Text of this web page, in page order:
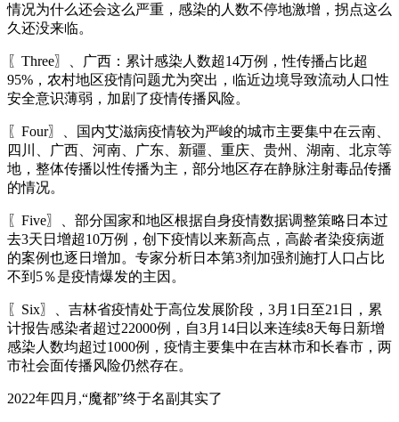
情况为什么还会这么严重，感染的人数不停地激增，拐点这么
久还没来临。
〖Three〗、广西：累计感染人数超14万例，性传播占比超
95%，农村地区疫情问题尤为突出，临近边境导致流动人口性
安全意识薄弱，加剧了疫情传播风险。
〖Four〗、国内艾滋病疫情较为严峻的城市主要集中在云南、
四川、广西、河南、广东、新疆、重庆、贵州、湖南、北京等
地，整体传播以性传播为主，部分地区存在静脉注射毒品传播
的情况。
〖Five〗、部分国家和地区根据自身疫情数据调整策略日本过
去3天日增超10万例，创下疫情以来新高点，高龄者染疫病逝
的案例也逐日增加。专家分析日本第3剂加强剂施打人口占比
不到5％是疫情爆发的主因。
〖Six〗、吉林省疫情处于高位发展阶段，3月1日至21日，累
计报告感染者超过22000例，自3月14日以来连续8天每日新增
感染人数均超过1000例，疫情主要集中在吉林市和长春市，两
市社会面传播风险仍然存在。
2022年四月,“魔都”终于名副其实了